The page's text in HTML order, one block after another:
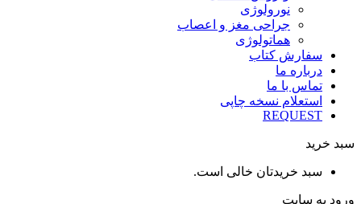
نورولوژی
جراحی مغز و اعصاب
هماتولوژی
سفارش کتاب
درباره ما
تماس با ما
استعلام نسخه چاپی
REQUEST
سبد خرید
سبد خریدتان خالی است.
ورود به سایت